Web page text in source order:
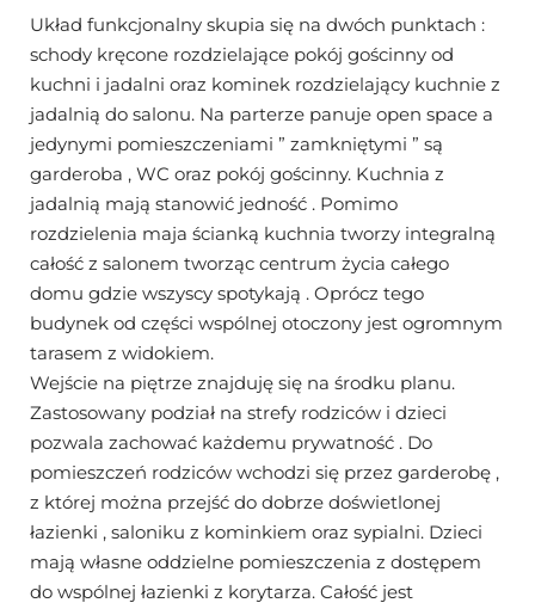
Układ funkcjonalny skupia się na dwóch punktach :
schody kręcone rozdzielające pokój gościnny od
kuchni i jadalni oraz kominek rozdzielający kuchnie z
jadalnią do salonu. Na parterze panuje open space a
jedynymi pomieszczeniami ” zamkniętymi ” są
garderoba , WC oraz pokój gościnny. Kuchnia z
jadalnią mają stanowić jedność . Pomimo
rozdzielenia maja ścianką kuchnia tworzy integralną
całość z salonem tworząc centrum życia całego
domu gdzie wszyscy spotykają . Oprócz tego
budynek od części wspólnej otoczony jest ogromnym
tarasem z widokiem.
Wejście na piętrze znajduję się na środku planu.
Zastosowany podział na strefy rodziców i dzieci
pozwala zachować każdemu prywatność . Do
pomieszczeń rodziców wchodzi się przez garderobę ,
z której można przejść do dobrze doświetlonej
łazienki , saloniku z kominkiem oraz sypialni. Dzieci
mają własne oddzielne pomieszczenia z dostępem
do wspólnej łazienki z korytarza. Całość jest